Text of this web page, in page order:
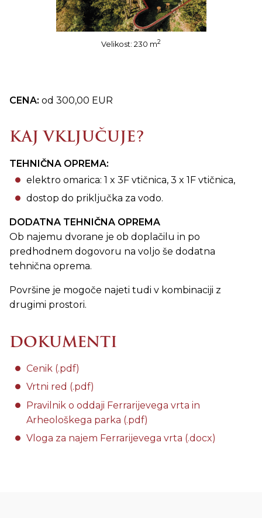
Velikost: 230 m2
CENA: od 300,00 EUR
KAJ VKLJUČUJE?
TEHNIČNA OPREMA:
elektro omarica: 1 x 3F vtičnica, 3 x 1F vtičnica,
dostop do priključka za vodo.
DODATNA TEHNIČNA OPREMA
Ob najemu dvorane je ob doplačilu in po
predhodnem dogovoru na voljo še dodatna
tehnična oprema.
Površine je mogoče najeti tudi v kombinaciji z
drugimi prostori.
DOKUMENTI
Cenik (.pdf)
Vrtni red (.pdf)
Pravilnik o oddaji Ferrarijevega vrta in
Arheološkega parka (.pdf)
Vloga za najem Ferrarijevega vrta (.docx)